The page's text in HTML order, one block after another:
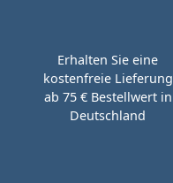
Erhalten Sie eine
kostenfreie Lieferung
ab 75 € Bestellwert in
Deutschland